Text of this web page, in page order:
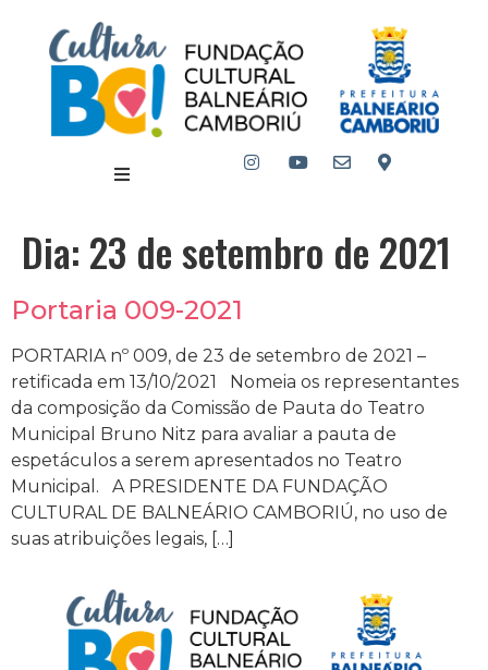
Dia: 23 de setembro de 2021
Portaria 009-2021
PORTARIA nº 009, de 23 de setembro de 2021 –
retificada em 13/10/2021 Nomeia os representantes
da composição da Comissão de Pauta do Teatro
Municipal Bruno Nitz para avaliar a pauta de
espetáculos a serem apresentados no Teatro
Municipal. A PRESIDENTE DA FUNDAÇÃO
CULTURAL DE BALNEÁRIO CAMBORIÚ, no uso de
suas atribuições legais, […]